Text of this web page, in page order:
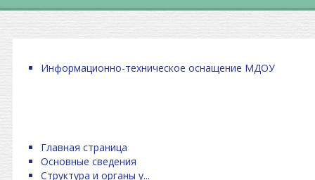
Информационно-техническое оснащение МДОУ
Главная страница
Основные сведения
Структура и органы у...